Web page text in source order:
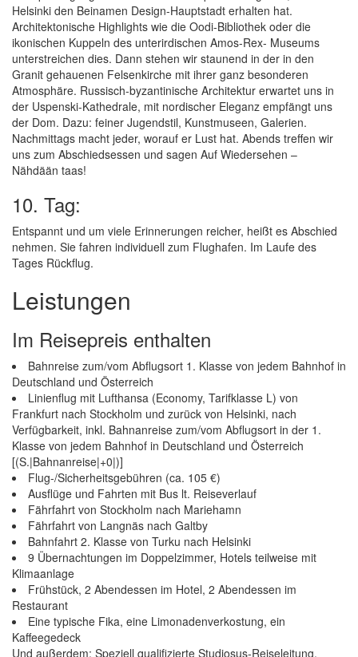
Helsinki den Beinamen Design-Hauptstadt erhalten hat.
Architektonische Highlights wie die Oodi-Bibliothek oder die
ikonischen Kuppeln des unterirdischen Amos-Rex- Museums
unterstreichen dies. Dann stehen wir staunend in der in den
Granit gehauenen Felsenkirche mit ihrer ganz besonderen
Atmosphäre. Russisch-byzantinische Architektur erwartet uns in
der Uspenski-Kathedrale, mit nordischer Eleganz empfängt uns
der Dom. Dazu: feiner Jugendstil, Kunstmuseen, Galerien.
Nachmittags macht jeder, worauf er Lust hat. Abends treffen wir
uns zum Abschiedsessen und sagen Auf Wiedersehen –
Nähdään taas!
10. Tag:
Entspannt und um viele Erinnerungen reicher, heißt es Abschied
nehmen. Sie fahren individuell zum Flughafen. Im Laufe des
Tages Rückflug.
Leistungen
Im Reisepreis enthalten
Bahnreise zum/vom Abflugsort 1. Klasse von jedem Bahnhof in
Deutschland und Österreich
Linienflug mit Lufthansa (Economy, Tarifklasse L) von
Frankfurt nach Stockholm und zurück von Helsinki, nach
Verfügbarkeit, inkl. Bahnanreise zum/vom Abflugsort in der 1.
Klasse von jedem Bahnhof in Deutschland und Österreich
[(S.|Bahnanreise|+0|)]
Flug-/Sicherheitsgebühren (ca. 105 €)
Ausflüge und Fahrten mit Bus lt. Reiseverlauf
Fährfahrt von Stockholm nach Mariehamn
Fährfahrt von Langnäs nach Galtby
Bahnfahrt 2. Klasse von Turku nach Helsinki
9 Übernachtungen im Doppelzimmer, Hotels teilweise mit
Klimaanlage
Frühstück, 2 Abendessen im Hotel, 2 Abendessen im
Restaurant
Eine typische Fika, eine Limonadenverkostung, ein
Kaffeegedeck
Und außerdem: Speziell qualifizierte Studiosus-Reiseleitung,